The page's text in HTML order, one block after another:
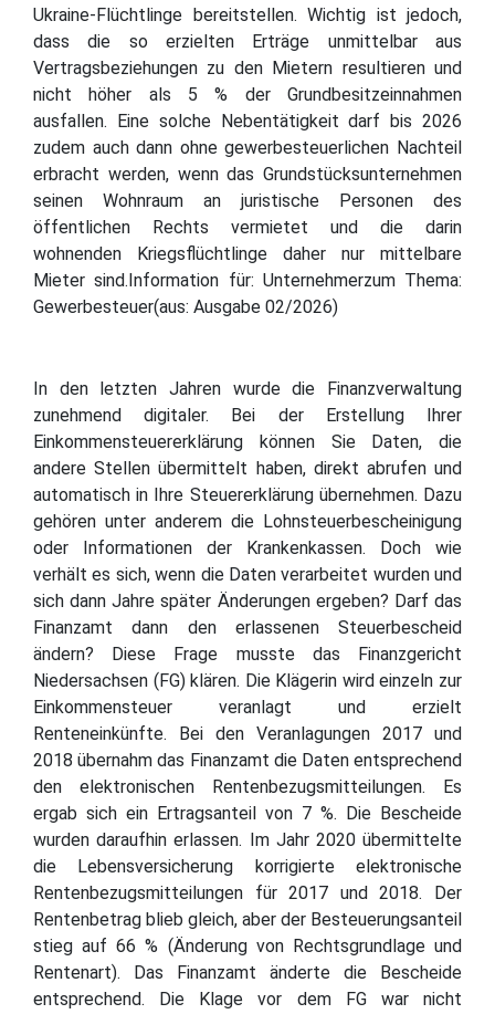
Ukraine-Flüchtlinge bereitstellen. Wichtig ist jedoch,
dass die so erzielten Erträge unmittelbar aus
Vertragsbeziehungen zu den Mietern resultieren und
nicht höher als 5 % der Grundbesitzeinnahmen
ausfallen. Eine solche Nebentätigkeit darf bis 2026
zudem auch dann ohne gewerbesteuerlichen Nachteil
erbracht werden, wenn das Grundstücksunternehmen
seinen Wohnraum an juristische Personen des
öffentlichen Rechts vermietet und die darin
wohnenden Kriegsflüchtlinge daher nur mittelbare
Mieter sind.Information für: Unternehmerzum Thema:
Gewerbesteuer(aus: Ausgabe 02/2026)
In den letzten Jahren wurde die Finanzverwaltung
zunehmend digitaler. Bei der Erstellung Ihrer
Einkommensteuererklärung können Sie Daten, die
andere Stellen übermittelt haben, direkt abrufen und
automatisch in Ihre Steuererklärung übernehmen. Dazu
gehören unter anderem die Lohnsteuerbescheinigung
oder Informationen der Krankenkassen. Doch wie
verhält es sich, wenn die Daten verarbeitet wurden und
sich dann Jahre später Änderungen ergeben? Darf das
Finanzamt dann den erlassenen Steuerbescheid
ändern? Diese Frage musste das Finanzgericht
Niedersachsen (FG) klären. Die Klägerin wird einzeln zur
Einkommensteuer veranlagt und erzielt
Renteneinkünfte. Bei den Veranlagungen 2017 und
2018 übernahm das Finanzamt die Daten entsprechend
den elektronischen Rentenbezugsmitteilungen. Es
ergab sich ein Ertragsanteil von 7 %. Die Bescheide
wurden daraufhin erlassen. Im Jahr 2020 übermittelte
die Lebensversicherung korrigierte elektronische
Rentenbezugsmitteilungen für 2017 und 2018. Der
Rentenbetrag blieb gleich, aber der Besteuerungsanteil
stieg auf 66 % (Änderung von Rechtsgrundlage und
Rentenart). Das Finanzamt änderte die Bescheide
entsprechend. Die Klage vor dem FG war nicht